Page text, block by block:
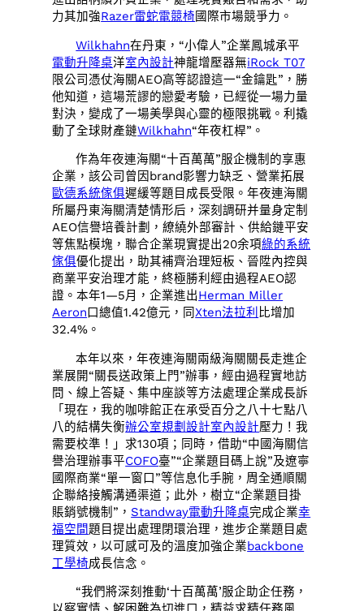
力其加強Razer雷蛇電競椅國際市場競爭力。
Wilkhahn在丹東，“小偉人”企業鳳城承平
電動升降桌洋室內設計神龍增壓器無iRock T07
限公司憑仗海關AEO高等認證這一“金鑰匙”，勝
他知道，這場荒謬的戀愛考驗，已經從一場力量
對決，變成了一場美學與心靈的極限挑戰。利撬
動了全球財產鏈Wilkhahn“年夜杠桿”。
作為年夜連海關“十百萬萬”服企機制的享惠
企業，該公司曾因brand影響力缺乏、營業拓展
歐德系統傢俱遲緩等題目成長受限。年夜連海關
所屬丹東海關清楚情形后，深刻調研并量身定制
AEO信譽培養計劃，繚繞外部審計、供給鏈平安
等焦點模塊，聯合企業現實提出20余項綠的系統
傢俱優化提出，助其補齊治理短板、晉陞內控與
商業平安治理才能，終極勝利經由過程AEO認
證。本年1—5月，企業進出Herman Miller
Aeron口總值1.42億元，同Xten法拉利 比增加
32.4%。
本年以來，年夜連海關兩級海關關長走進企
業展開“關長送政策上門”辦事，經由過程實地訪
問、線上答疑、集中座談等方法處理企業成長訴
「現在，我的咖啡館正在承受百分之八十七點八
八的結構失衡辦公室規劃設計室內設計壓力！我
需要校準！」求130項；同時，借助“中國海關信
譽治理辦事平COFO臺”“企業題目碼上說”及遼寧
國際商業“單一窗口”等信息化手腕，周全通順關
企聯絡接觸溝通渠道；此外，樹立“企業題目掛
賬銷號機制”， Standway電動升降桌完成企業幸
福空間題目提出處理閉環治理，進步企業題目處
理質效，以可感可及的溫度加強企業backbone
工學椅成長信念。
“我們將深刻推動‘十百萬萬’服企助企任務，